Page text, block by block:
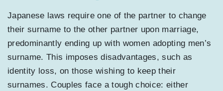
Japanese laws require one of the partner to change
their surname to the other partner upon marriage,
predominantly ending up with women adopting men’s
surname. This imposes disadvantages, such as
identity loss, on those wishing to keep their
surnames. Couples face a tough choice: either